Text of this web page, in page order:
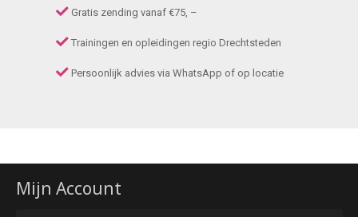
Gratis zending vanaf €75, –
Trainingen en opleidingen regio Drechtsteden
Persoonlijk advies via WhatsApp of op locatie
Mijn Account